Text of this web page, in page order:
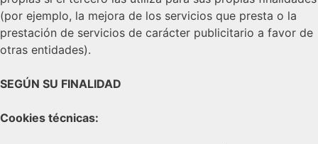
(por ejemplo, la mejora de los servicios que presta o la
prestación de servicios de carácter publicitario a favor de
otras entidades).
SEGÚN SU FINALIDAD
Cookies técnicas: